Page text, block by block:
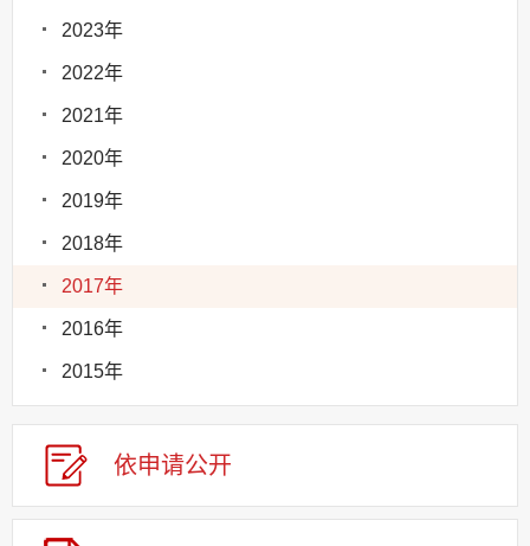
2023年
2022年
2021年
2020年
2019年
2018年
2017年
2016年
2015年
依申请公开